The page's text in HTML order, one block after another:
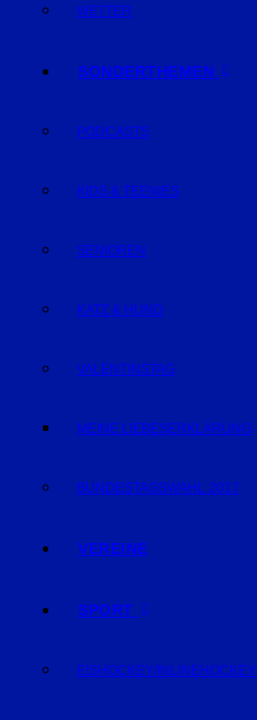
WETTER
SONDERTHEMEN
PODCASTS
KIDS & TEENIES
SENIOREN
KATZ & HUND
VALENTINSTAG
MEINE LIEBESERKLÄRUNG
BUNDESTAGSWAHL 2017
VEREINE
SPORT
EISHOCKEY/INLINEHOCKEY